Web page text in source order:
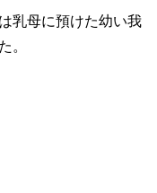
乳母に預けた幼い我
。